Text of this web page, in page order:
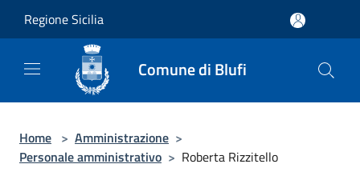
Regione Sicilia
Comune di Blufi
Home > Amministrazione >
Personale amministrativo > Roberta Rizzitello